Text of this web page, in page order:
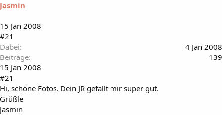
Jasmin
15 Jan 2008
#21
Dabei
4 Jan 2008
Beiträge
139
15 Jan 2008
#21
Hi, schöne Fotos. Dein JR gefällt mir super gut.
Grüßle
Jasmin